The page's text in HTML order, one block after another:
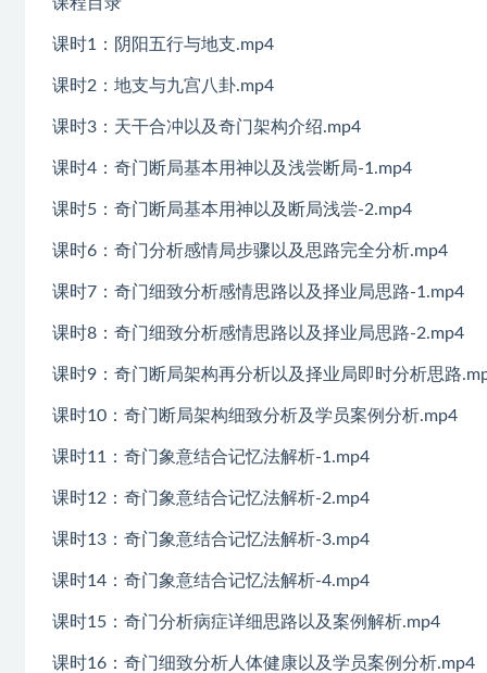
课时1：阴阳五行与地支.mp4
课时2：地支与九宫八卦.mp4
课时3：天干合冲以及奇门架构介绍.mp4
课时4：奇门断局基本用神以及浅尝断局-1.mp4
课时5：奇门断局基本用神以及断局浅尝-2.mp4
课时6：奇门分析感情局步骤以及思路完全分析.mp4
课时7：奇门细致分析感情思路以及择业局思路-1.mp4
课时8：奇门细致分析感情思路以及择业局思路-2.mp4
课时9：奇门断局架构再分析以及择业局即时分析思路
课时10：奇门断局架构细致分析及学员案例分析.mp4
课时11：奇门象意结合记忆法解析-1.mp4
课时12：奇门象意结合记忆法解析-2.mp4
课时13：奇门象意结合记忆法解析-3.mp4
课时14：奇门象意结合记忆法解析-4.mp4
课时15：奇门分析病症详细思路以及案例解析.mp4
课时16：奇门细致分析人体健康以及学员案例分析.mp4